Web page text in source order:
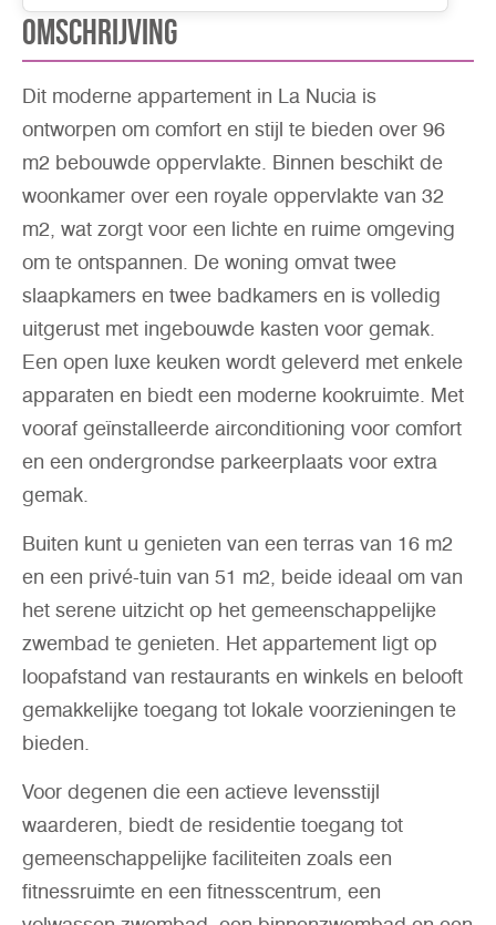
Omschrijving
Dit moderne appartement in La Nucia is
ontworpen om comfort en stijl te bieden over 96
m2 bebouwde oppervlakte. Binnen beschikt de
woonkamer over een royale oppervlakte van 32
m2, wat zorgt voor een lichte en ruime omgeving
om te ontspannen. De woning omvat twee
slaapkamers en twee badkamers en is volledig
uitgerust met ingebouwde kasten voor gemak.
Een open luxe keuken wordt geleverd met enkele
apparaten en biedt een moderne kookruimte. Met
vooraf geïnstalleerde airconditioning voor comfort
en een ondergrondse parkeerplaats voor extra
gemak.
Buiten kunt u genieten van een terras van 16 m2
en een privé-tuin van 51 m2, beide ideaal om van
het serene uitzicht op het gemeenschappelijke
zwembad te genieten. Het appartement ligt op
loopafstand van restaurants en winkels en belooft
gemakkelijke toegang tot lokale voorzieningen te
bieden.
Voor degenen die een actieve levensstijl
waarderen, biedt de residentie toegang tot
gemeenschappelijke faciliteiten zoals een
fitnessruimte en een fitnesscentrum, een